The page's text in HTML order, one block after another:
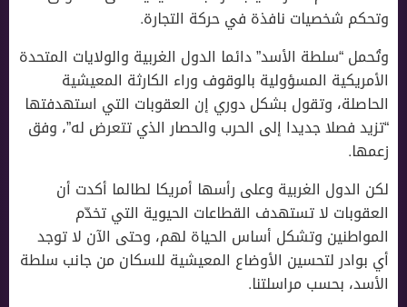
وتحكم شخصيات نافذة في حركة التجارة.
وتُحمل “سلطة الأسد” دائما الدول الغربية والولايات المتحدة
الأمريكية المسؤولية بالوقوف وراء الكارثة المعيشية
الحاصلة، وتقول بشكل دوري إن العقوبات التي استهدفتها
“تزيد فصلا جديدا إلى الحرب والحصار الذي تتعرض له”، وفق
زعمها.
لكن الدول الغربية وعلى رأسها أمريكا لطالما أكدت أن
العقوبات لا تستهدف القطاعات الحيوية التي تخدّم
المواطنين وتشكل أساس الحياة لهم، وحتى الآن لا توجد
أي بوادر لتحسين الأوضاع المعيشية للسكان من جانب سلطة
الأسد، بحسب مراسلتنا.